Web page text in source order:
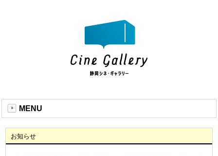
MENU
お知らせ